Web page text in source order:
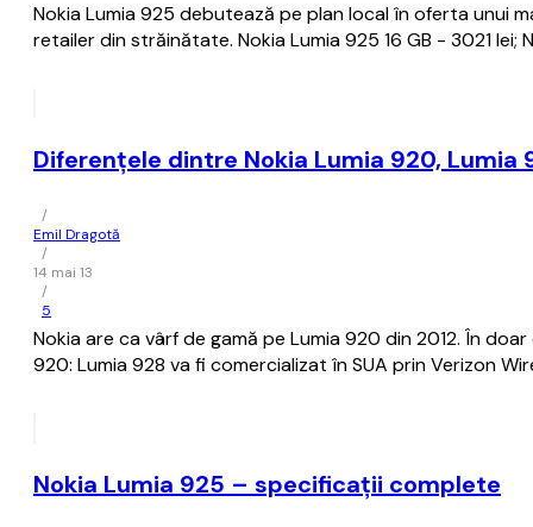
Nokia Lumia 925 debutează pe plan local în oferta unui
retailer din străinătate. Nokia Lumia 925 16 GB - 3021
Diferențele dintre Nokia Lumia 920, Lumia
/
Emil Dragotă
/
14 mai 13
/
5
Nokia are ca vârf de gamă pe Lumia 920 din 2012. În
920: Lumia 928 va fi comercializat în SUA prin Verizon
Nokia Lumia 925 – specificații complete